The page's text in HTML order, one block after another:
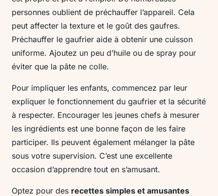
personnes oublient de préchauffer l’appareil. Cela
peut affecter la texture et le goût des gaufres.
Préchauffer le gaufrier aide à obtenir une cuisson
uniforme. Ajoutez un peu d’huile ou de spray pour
éviter que la pâte ne colle.
Pour impliquer les enfants, commencez par leur
expliquer le fonctionnement du gaufrier et la sécurité
à respecter. Encourager les jeunes chefs à mesurer
les ingrédients est une bonne façon de les faire
participer. Ils peuvent également mélanger la pâte
sous votre supervision. C’est une excellente
occasion d’apprendre tout en s’amusant.
Optez pour des recettes simples et amusantes